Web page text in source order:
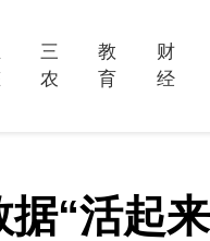
三
农
教
育
财
经
“活起